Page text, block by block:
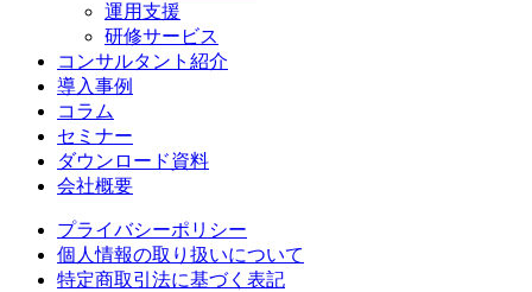
運用支援
研修サービス
コンサルタント紹介
導入事例
コラム
セミナー
ダウンロード資料
会社概要
プライバシーポリシー
個人情報の取り扱いについて
特定商取引法に基づく表記